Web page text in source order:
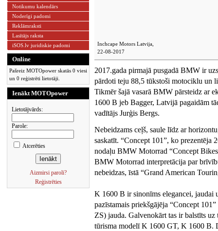
Notikumu kalendārs
Noderīgi padomi
Reklāmraksti
Lasītājs raksta
iSOS.lv juridiskie padomi
Online
Pašreiz MOTOpower skatās 0 viesi
un 0 reģistrēti lietotāji.
Ienākt MOTOpower
Lietotājvārds:
Parole:
Atcerēties
Aizmirsi paroli?
Reģistrēties
Inchcape Motors Latvija,
22-08-2017
2017.gada pirmajā pusgadā BMW ir
pārdoti teju 88,5 tūkstoši motociklu un
Tikmēr šajā vasarā BMW pārsteidz ar
1600 B jeb Bagger, Latvijā pagaidām
vadītājs Jurģis Bergs.
Nebeidzams ceļš, saule līdz ar
saskatīt. “Concept 101”, ko prezentēja
nodaļu BMW Motorrad “Concept
BMW Motorrad interpretācija par
nebeidzas, īstā “Grand American
K 1600 B ir sinonīms elegancei, jaudai
pazīstamais priekšgājēja “Concept
ZS) jauda. Galvenokārt tas ir balstīts
tūrisma modelī K 1600 GT, K 1600 B.